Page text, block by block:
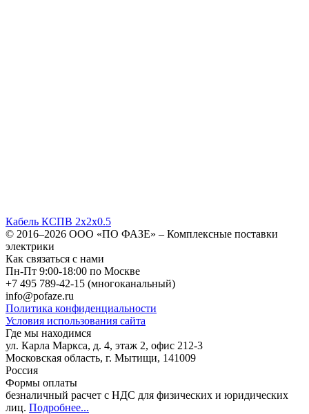
Кабель КСПВ 2х2х0.5
© 2016–2026 ООО «ПО ФАЗЕ» – Комплексные поставки
электрики
Как связаться с нами
Пн-Пт 9:00-18:00 по Москве
+7 495 789-42-15 (многоканальный)
info@pofaze.ru
Политика конфиденциальности
Условия использования сайта
Где мы находимся
ул. Карла Маркса, д. 4, этаж 2, офис 212-3
Московская область, г. Мытищи, 141009
Россия
Формы оплаты
безналичный расчет с НДС для физических и юридических
лиц. Подробнее...